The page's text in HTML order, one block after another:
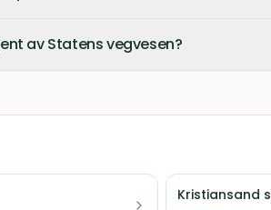
av Statens vegvesen?
Kristiansand s